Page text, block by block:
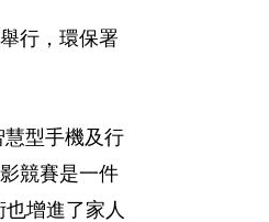
行，環保署
慧型手機及行
競賽是一件
增進了家人